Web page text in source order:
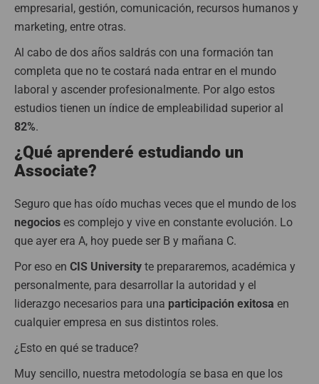
empresarial, gestión, comunicación, recursos humanos y
marketing, entre otras.
Al cabo de dos años saldrás con una formación tan
completa que no te costará nada entrar en el mundo
laboral y ascender profesionalmente. Por algo estos
estudios tienen un índice de empleabilidad superior al
82%.
¿Qué aprenderé estudiando un
Associate?
Seguro que has oído muchas veces que el mundo de los
negocios es complejo y vive en constante evolución. Lo
que ayer era A, hoy puede ser B y mañana C.
Por eso en CIS University te prepararemos, académica y
personalmente, para desarrollar la autoridad y el
liderazgo necesarios para una participación exitosa en
cualquier empresa en sus distintos roles.
¿Esto en qué se traduce?
Muy sencillo, nuestra metodología se basa en que los